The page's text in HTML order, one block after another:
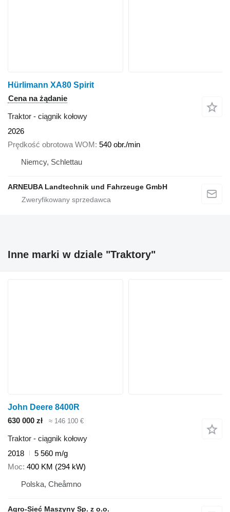
Hürlimann XA80 Spirit
Cena na żądanie
Traktor - ciągnik kołowy
2026
Prędkość obrotowa WOM 540 obr./min
Niemcy, Schlettau
ARNEUBA Landtechnik und Fahrzeuge GmbH
Inne marki w dziale "Traktory"
John Deere 8400R
630 000 zł
≈ 146 100 €
Traktor - ciągnik kołowy
2018
5 560 m/g
Moc 400 KM (294 kW)
Polska, Cheåmno
Agro-Sieć Maszyny Sp. z o.o.